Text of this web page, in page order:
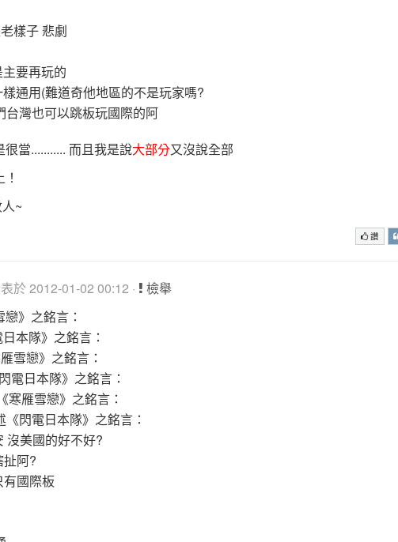
樣子 悲劇
要再玩的
通用(難道奇他地區的不是玩家嗎?
台灣也可以跳板玩國際的阿
當........... 而且我是說大部分又沒說全部
天之巔收人~
讚
表於 2012-01-02 00:12 ·
檢舉
》之銘言：
本隊》之銘言：
雪戀》之銘言：
電日本隊》之銘言：
寒雁雪戀》之銘言：
《閃電日本隊》之銘言：
沒美國的好不好?
扯阿?
有國際板